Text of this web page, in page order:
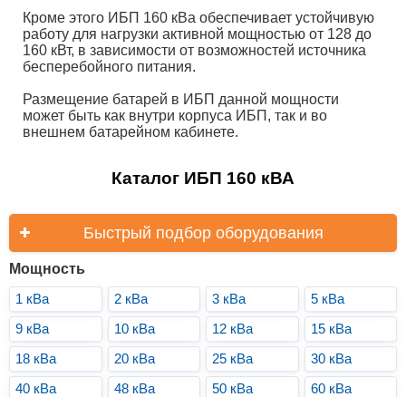
Кроме этого ИБП 160 кВа обеспечивает устойчивую
работу для нагрузки активной мощностью от 128 до
160 кВт, в зависимости от возможностей источника
бесперебойного питания.
Размещение батарей в ИБП данной мощности
может быть как внутри корпуса ИБП, так и во
внешнем батарейном кабинете.
Каталог ИБП 160 кВА
Быстрый подбор оборудования
Мощность
1 кВа
2 кВа 3 кВа
5 кВа
9 кВа
10 кВа 12 кВа
15 кВа
18 кВа
20 кВа 25 кВа
30 кВа
40 кВа
48 кВа 50 кВа
60 кВа